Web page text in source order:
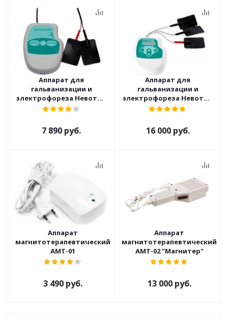
Аппарат для
гальванизации и
электрофореза Невотон
Элфор
7 890 руб.
Аппарат для
гальванизации и
электрофореза Невотон
Элфор-Плюс
16 000 руб.
Аппарат
магнитотерапевтический
АМТ-01
3 490 руб.
Аппарат
магнитотерапевтический
АМТ-02 "Магнитер"
13 000 руб.